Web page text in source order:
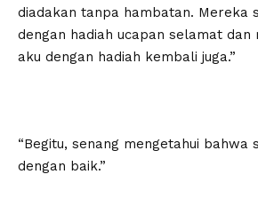
diadakan tanpa hambatan. Mereka
dengan hadiah ucapan selamat dan
aku dengan hadiah kembali juga.”
“Begitu, senang mengetahui bahwa
dengan baik.”